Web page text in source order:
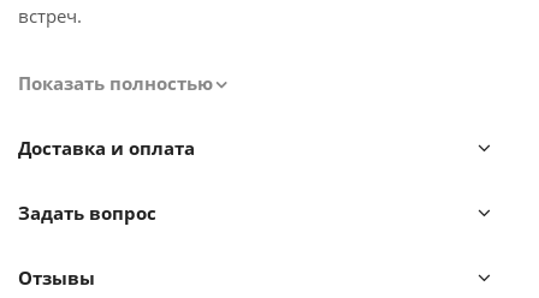
встреч.
Свеча наполняет помещение ароматом свежести и
пробуждающие действие, придает сил, способствует
дизайн, благодаря чему может стать необычным
празднику.
Показать полностью
Доставка и оплата
Задать вопрос
Отзывы